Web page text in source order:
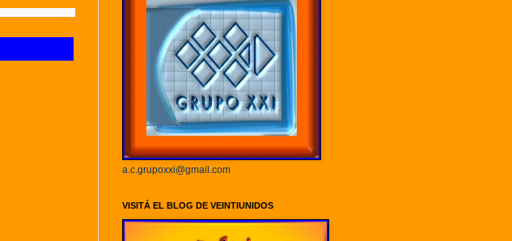
a.c.grupoxxi@gmail.com
VISITÁ EL BLOG DE VEINTIUNIDOS